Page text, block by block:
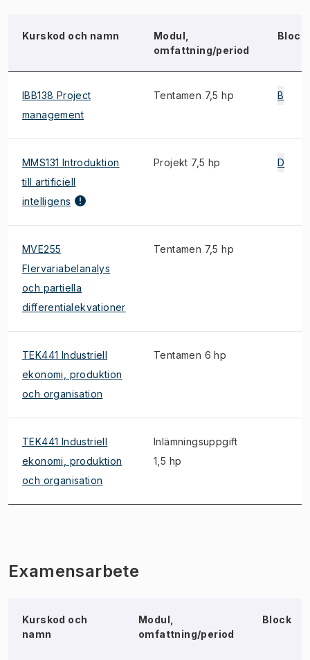
Kurskod och namn
Modul,
omfattning/period
Block
IBB138 Project
management
Tentamen 7,5 hp B
MMS131 Introduktion
till artificiell
intelligens
Projekt 7,5 hp D
MVE255
Flervariabelanalys
och partiella
differentialekvationer
Tentamen 7,5 hp
TEK441 Industriell
ekonomi, produktion
och organisation
Tentamen 6 hp
TEK441 Industriell
ekonomi, produktion
och organisation
Inlämningsuppgift
1,5 hp
Examensarbete
Kurskod och
namn
Modul,
omfattning/period
Block